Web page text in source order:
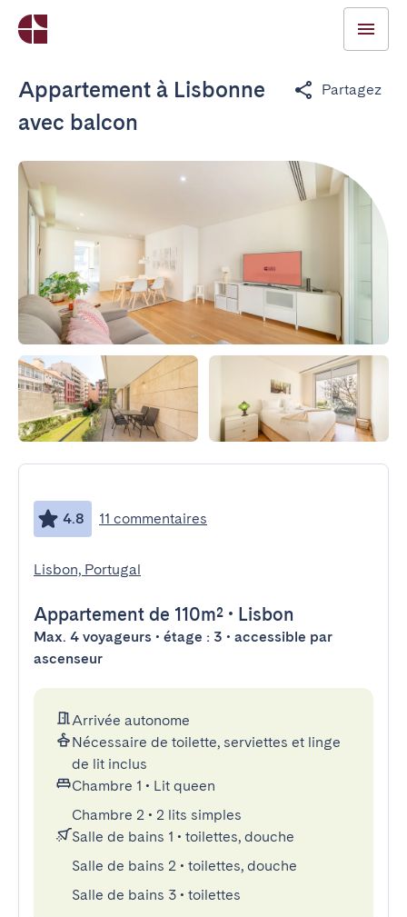
Appartement à Lisbonne
avec balcon
Partagez
4.8 11 commentaires
Lisbon, Portugal
Appartement de 110m² • Lisbon
Max. 4 voyageurs • étage : 3 • accessible par
ascenseur
Arrivée autonome
Nécessaire de toilette, serviettes et linge
de lit inclus
Chambre 1 • Lit queen
Chambre 2 • 2 lits simples
Salle de bains 1 • toilettes, douche
Salle de bains 2 • toilettes, douche
Salle de bains 3 • toilettes